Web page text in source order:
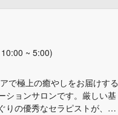
~ 5:00)
で極上の癒やしをお届けする
ションサロンです。厳しい基
りの優秀なセラピストが、お